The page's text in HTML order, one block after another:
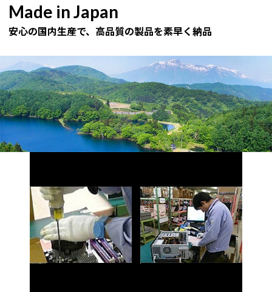
Made in Japan
安心の国内生産で、高品質の製品を素早く納品